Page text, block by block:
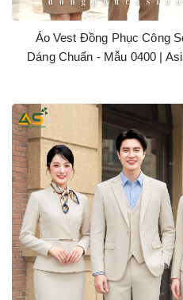
Áo Vest Đồng Phục Công
Dáng Chuẩn - Mẫu 0400 |